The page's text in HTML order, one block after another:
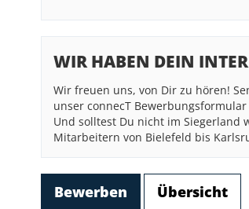
WIR HABEN DEIN
Wir freuen uns, von Dir zu hören!
unser connecT Bewerbungsformular
Und solltest Du nicht im
Mitarbeitern von Bielefeld bis
Bewerben Übersicht